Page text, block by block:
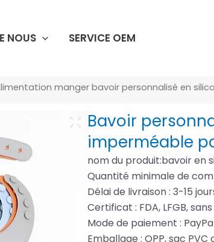
NOUS
SERVICE OEM
manger bavoir personnalisé en
Bavoir
imperméable
nom du produit:bavoir en
Quantité minimale de
Délai de livraison : 3-15
Certificat : FDA, LFGB,
Mode de paiement :
Emballage : OPP, sac